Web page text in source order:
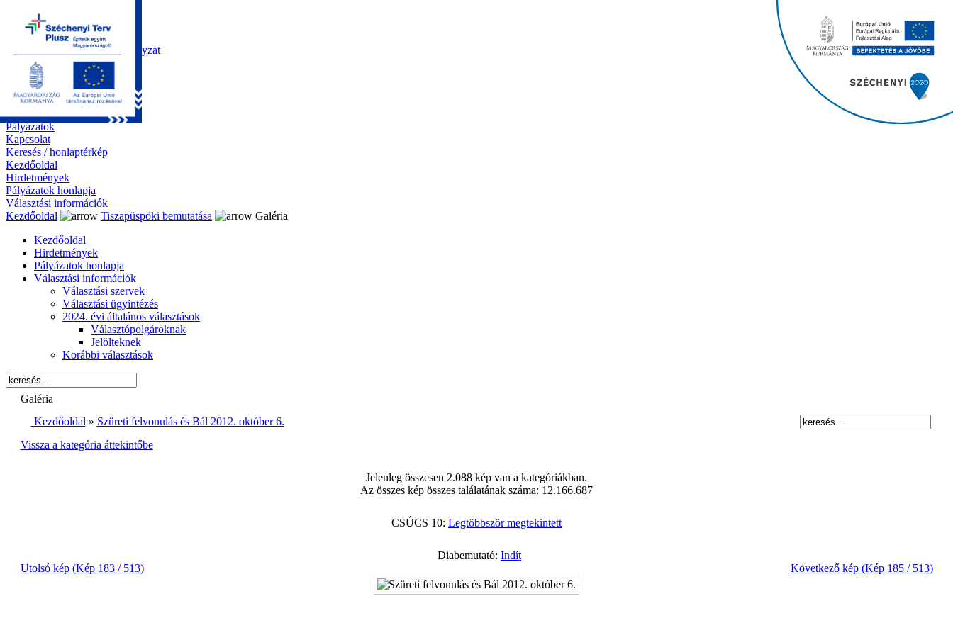
Kezdőoldal
Önkormányzat
Polgármesteri Hivatal
Roma Nemzetiségi Önkormányzat
Elektronikus ügyintézés
Közérdekű információk
Tiszapüspöki bemutatása
Galéria
Díjazottaink
Pályázatok
Kapcsolat
Keresés / honlaptérkép
Kezdőoldal
Hirdetmények
Pályázatok honlapja
Választási információk
Kezdőoldal
Tiszapüspöki bemutatása
Galéria
Kezdőoldal
Hirdetmények
Pályázatok honlapja
Választási információk
Választási szervek
Választási ügyintézés
2024. évi általános választások
Választópolgároknak
Jelölteknek
Korábbi választások
Galéria
Kezdőoldal » Szüreti felvonulás és Bál 2012. október 6.
Vissza a kategória áttekintőbe
Jelenleg összesen 2.088 kép van a kategóriákban.
Az összes kép összes találatának száma: 12.166.687
CSÚCS 10: Legtöbbször megtekintett
Diabemutató: Indít
Utolsó kép (Kép 183 / 513)
Következő kép (Kép 185 / 513)